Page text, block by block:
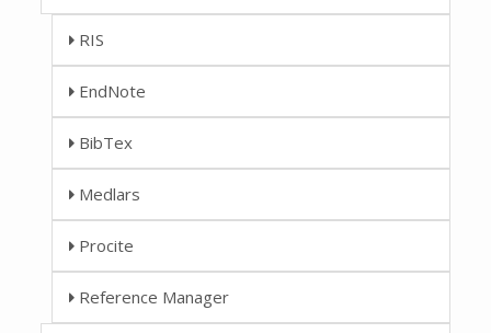
RIS
EndNote
BibTex
Medlars
Procite
Reference Manager